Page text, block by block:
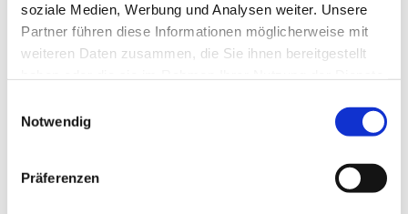
soziale Medien, Werbung und Analysen weiter. Unsere
Partner führen diese Informationen möglicherweise mit
weiteren Daten zusammen, die Sie ihnen bereitgestellt
Notwendig
Präferenzen
Gesellschaft möglich
Termine: "Wein trifft..."-Termine, weitere siehe
Internetseite